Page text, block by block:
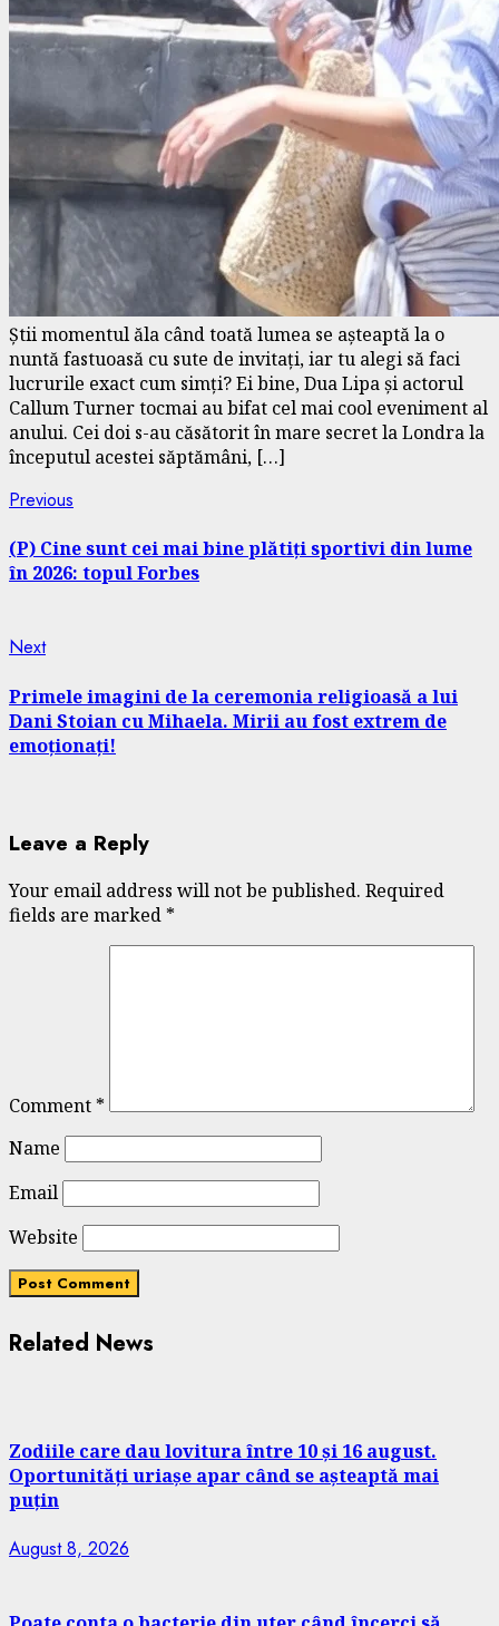
Știi momentul ăla când toată lumea se așteaptă la o
nuntă fastuoasă cu sute de invitați, iar tu alegi să faci
lucrurile exact cum simți? Ei bine, Dua Lipa și actorul
Callum Turner tocmai au bifat cel mai cool eveniment al
anului. Cei doi s-au căsătorit în mare secret la Londra la
începutul acestei săptămâni, […]
Continue
Reading
Previous
(P) Cine sunt cei mai bine plătiți sportivi din lume
în 2026: topul Forbes
NextNext
Primele imagini de la ceremonia religioasă a lui
Dani Stoian cu Mihaela. Mirii au fost extrem de
emoționați!
Leave a Reply
Your email address will not be published. Required
fields are marked *
Comment *
Name
Email
Website
Related News
Zodiile care dau lovitura între 10 și 16 august.
Oportunități uriașe apar când se așteaptă mai
puțin
August 8, 2026